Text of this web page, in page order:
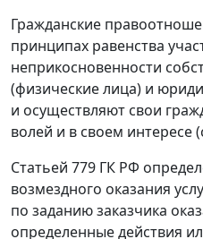
Гражданские
принципах равенства
неприкосновенности
(физические лица) и
и осуществляют свои
волей и в своем интересе
Статьей 779 ГК РФ
возмездного оказания
по заданию заказчика
определенные действия